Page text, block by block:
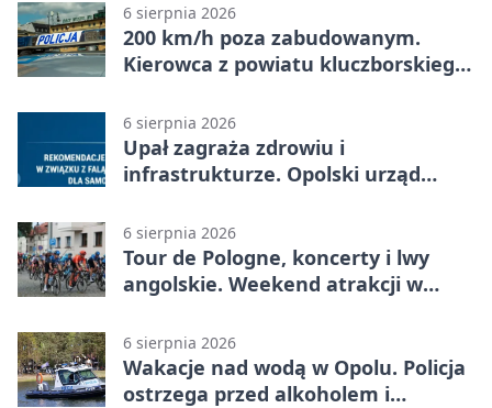
6 sierpnia 2026
200 km/h poza zabudowanym.
Kierowca z powiatu kluczborskiego
6 sierpnia 2026
Upał zagraża zdrowiu i
infrastrukturze. Opolski urząd
6 sierpnia 2026
Tour de Pologne, koncerty i lwy
angolskie. Weekend atrakcji w
6 sierpnia 2026
Wakacje nad wodą w Opolu. Policja
ostrzega przed alkoholem i